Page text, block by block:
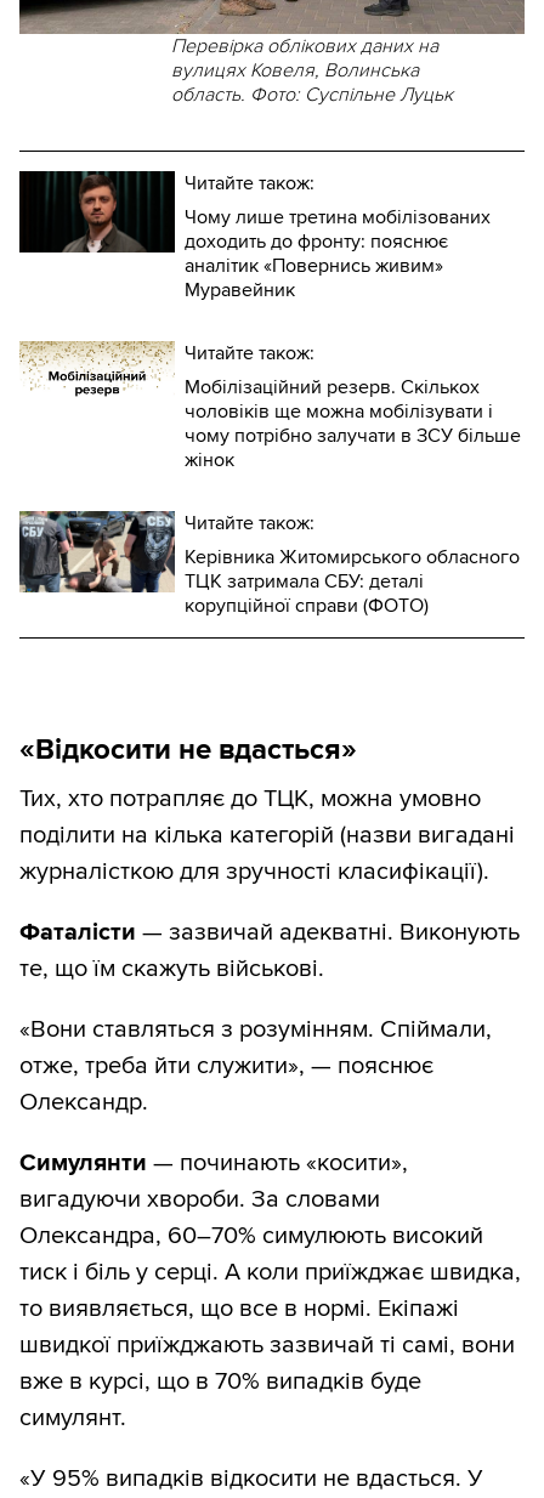
Перевірка облікових даних на
вулицях Ковеля, Волинська
область. Фото: Суспільне Луцьк
Читайте також:
Чому лише третина мобілізованих
доходить до фронту: пояснює
аналітик «Повернись живим»
Муравейник
Читайте також:
Мобілізаційний резерв. Скількох
чоловіків ще можна мобілізувати і
чому потрібно залучати в ЗСУ більше
жінок
Читайте також:
Керівника Житомирського обласного
ТЦК затримала СБУ: деталі
корупційної справи (ФОТО)
«Відкосити не вдасться»
Тих, хто потрапляє до ТЦК, можна умовно
поділити на кілька категорій (назви вигадані
журналісткою для зручності класифікації).
Фаталісти — зазвичай адекватні. Виконують
те, що їм скажуть військові.
«Вони ставляться з розумінням. Спіймали,
отже, треба йти служити», — пояснює
Олександр.
Симулянти — починають «косити»,
вигадуючи хвороби. За словами
Олександра, 60–70% симулюють високий
тиск і біль у серці. А коли приїжджає швидка,
то виявляється, що все в нормі. Екіпажі
швидкої приїжджають зазвичай ті самі, вони
вже в курсі, що в 70% випадків буде
симулянт.
«У 95% випадків відкосити не вдасться. У